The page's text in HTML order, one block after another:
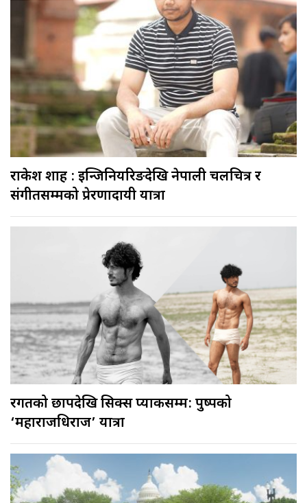
राकेश शाह : इन्जिनियरिङदेखि नेपाली चलचित्र र
संगीतसम्मको प्रेरणादायी यात्रा
रगतको छापदेखि सिक्स प्याकसम्म: पुष्पको
‘महाराजधिराज’ यात्रा